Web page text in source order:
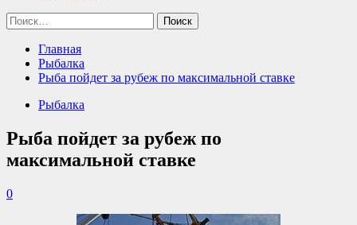
Найти:
Главная
Рыбалка
Рыба пойдет за рубеж по максимальной ставке
Рыбалка
Рыба пойдет за рубеж по
максимальной ставке
0